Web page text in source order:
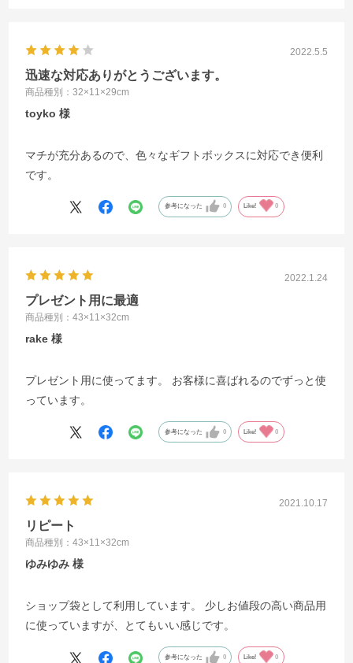
2022.5.5
迅速な対応ありがとうございます。
商品種別：32×11×29cm
toyko
マチが充分あるので、色々なギフトボックスに対応でき便利
です。
参考になった 0 Like! 0
2022.1.24
プレゼント用に最適
商品種別：43×11×32cm
rake
プレゼント用に使ってます。 お客様に喜ばれるのでずっと使
っています。
参考になった 0 Like! 0
2021.10.17
リピート
商品種別：43×11×32cm
ゆみゆみ
ショップ袋として利用しています。 少しお値段の高い商品用
に使っていますが、とてもいい感じです。
参考になった 0 Like! 0